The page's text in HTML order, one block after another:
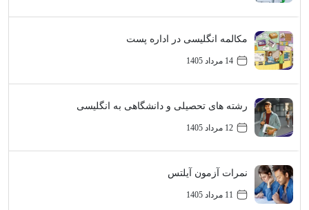
مکالمه انگلیسی در اداره پست
14 مرداد 1405
رشته های تحصیلی و دانشگاهی به انگلیسی
12 مرداد 1405
نمرات آزمون آیلتس
11 مرداد 1405